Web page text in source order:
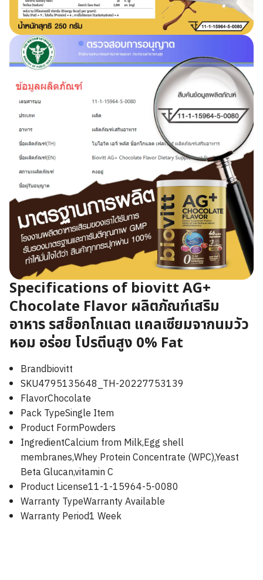
Specifications of biovitt AG+
Chocolate Flavor ผลิตภัณฑ์เสริม
อาหาร รสช็อกโกแลต แคลเซียมจากนมวัว
หอม อร่อย โปรตีนสูง 0% Fat
Brandbiovitt
SKU4795135648_TH-20227753139
FlavorChocolate
Pack TypeSingle Item
Product FormPowders
IngredientCalcium from Milk,Egg shell
membranes,Whey Protein Concentrate (WPC),Yeast
Beta Glucan,vitamin C
Product License11-1-15964-5-0080
Warranty TypeWarranty Available
Warranty Period1 Week